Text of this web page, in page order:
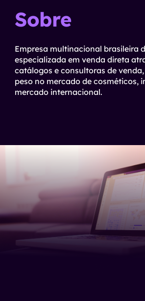
Sobre
Empresa multinacional brasileira
especializada em venda direta
catálogos e consultoras de
peso no mercado de cosméticos,
mercado internacional.